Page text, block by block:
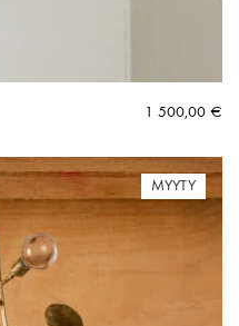
1 500,00 €
MYYTY